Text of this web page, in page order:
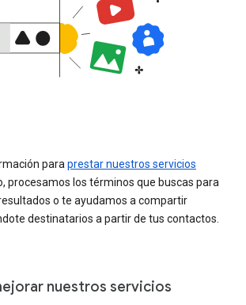
para prestar nuestros servicios
procesamos los términos que buscas para
o te ayudamos a compartir
destinatarios a partir de tus contactos.
nuestros servicios